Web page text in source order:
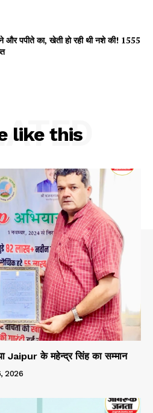
और पपीते का, खेती हो रही थी नशे की! 1555
like this
Jaipur के महेन्द्र सिंह का सम्मान
2026